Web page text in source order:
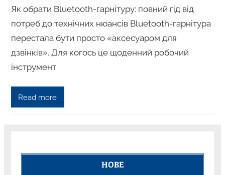
Як обрати Bluetooth-гарнітуру: повний гід від
потреб до технічних нюансів Bluetooth-гарнітура
перестала бути просто «аксесуаром для
дзвінків». Для когось це щоденний робочий
інструмент
Read more
НОВЕ